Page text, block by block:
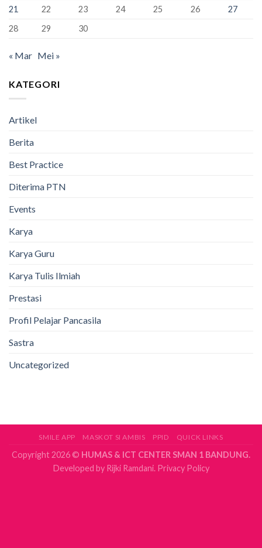
100%
21
22 23 24 25 26
27
28
29 30
« Mar Mei »
KATEGORI
Artikel
Berita
Best Practice
Diterima PTN
Events
Karya
Karya Guru
Karya Tulis Ilmiah
Prestasi
Profil Pelajar Pancasila
Sastra
Uncategorized
SMILE APP MASKOT SI AMBIS PPID QUICK LINKS
Copyright 2026 © HUMAS & ICT CENTER SMAN 1 BANDUNG.
Developed byRijki Ramdani.Privacy Policy